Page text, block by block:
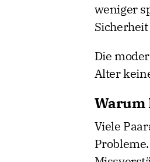
weniger
Die
Alter
Warum
Viele